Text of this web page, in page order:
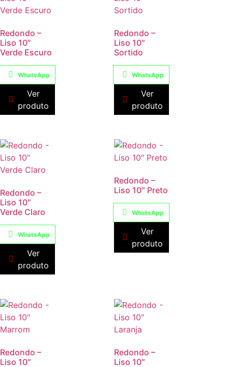
Redondo –
Liso 10″
Verde Escuro
WhatsApp
Ver
produto
Redondo –
Liso 10″
Sortido
WhatsApp
Ver
produto
Redondo –
Liso 10″
Verde Claro
WhatsApp
Ver
produto
Redondo –
Liso 10″ Preto
WhatsApp
Ver
produto
Redondo –
Liso 10″
Redondo –
Liso 10″